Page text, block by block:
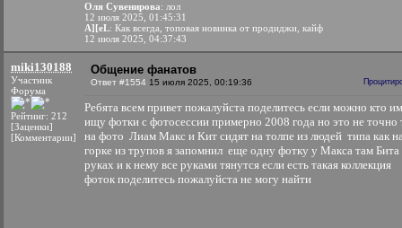
Оля Сувенирова: лол
12 июля 2025, 01:45:31
A][eL: Как всегда, топовая новинка от продиджи, кайф
12 июля 2025, 04:37:43
miki130188
Участник
Форума
Рейтинг: 212
[Заценки]
[Комментарии]
Общение фанатов
Ответ #1554 15 июля 2025, 00:19:36
Ребята всем привет пожалуйста поделитесь если можно кто
ищу фотки с фотосессии примерно 2008 года но это не точно
на фото Лиам Макс и Кит сидят на толпе из людей типа как
горке из трупов я запомнил еще одну фотку у Макса там Бита
руках и к нему все руками тянутся если есть такая коллекция
фоток поделитесь пожалуйста не могу найти